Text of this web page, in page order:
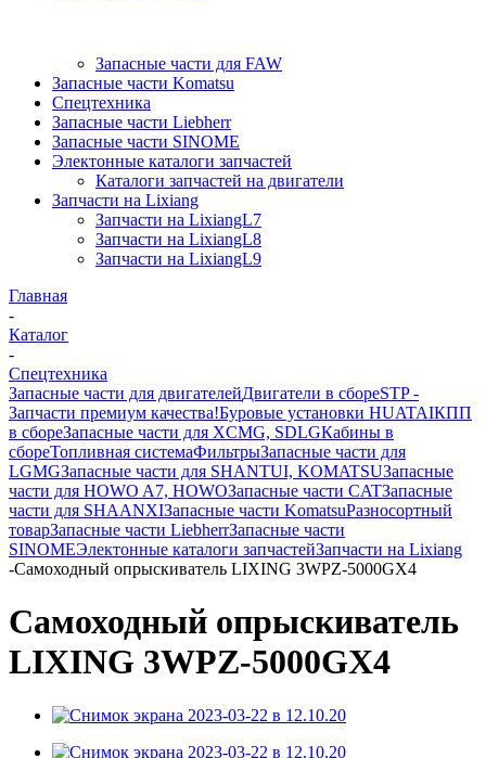
Запасные части для FAW
Запасные части Komatsu
Спецтехника
Запасные части Liebherr
Запасные части SINOME
Электонные каталоги запчастей
Каталоги запчастей на двигатели
Запчасти на Lixiang
Запчасти на LixiangL7
Запчасти на LixiangL8
Запчасти на LixiangL9
Главная
-
Каталог
-
Спецтехника
Запасные части для двигателейДвигатели в сбореSTP -
Запчасти премиум качества!Буровые установки HUATAIКПП
в сбореЗапасные части для XCMG, SDLGКабины в
сбореТопливная системаФильтрыЗапасные части для
LGMGЗапасные части для SHANTUI, KOMATSUЗапасные
части для HOWO A7, HOWOЗапасные части CATЗапасные
части для SHAANXIЗапасные части KomatsuРазносортный
товарЗапасные части LiebherrЗапасные части
SINOMEЭлектонные каталоги запчастейЗапчасти на Lixiang
-Самоходный опрыскиватель LIXING 3WPZ-5000GX4
Самоходный опрыскиватель
LIXING 3WPZ-5000GX4